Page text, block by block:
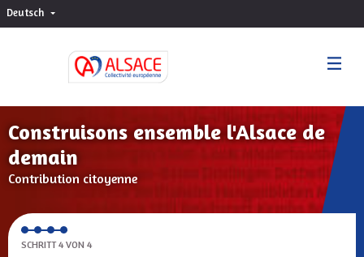
Deutsch Choisir la langue
Construisons ensemble l'Alsace de
demain
Contribution citoyenne
SCHRITT 4 VON 4